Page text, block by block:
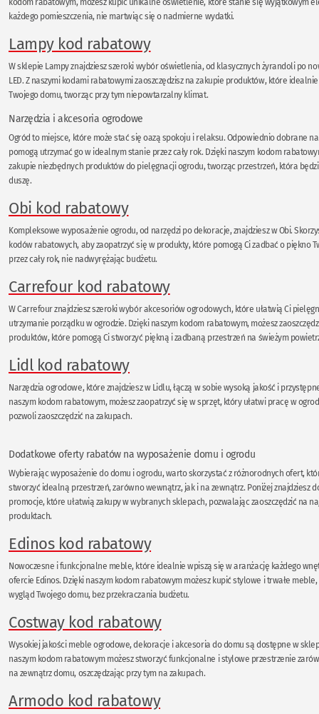
kodom rabatowym, możesz kupić unikalne oświetlenie, które stanie się wyjątkowym
każdego pomieszczenia, nie martwiąc się o nadmierne wydatki.
Lampy kod rabatowy
W sklepie Lampy znajdziesz szeroki wybór oświetlenia, od klasycznych żyrandoli po
LED. Z naszymi kodami rabatowymi zaoszczędzisz na zakupie produktów, które
Twojego domu, tworząc przy tym niepowtarzalny klimat.
Narzędzia i akcesoria ogrodowe
Ogród to miejsce, które może stać się oazą spokoju i relaksu. Odpowiednio dobrane
pomogą utrzymać go w idealnym stanie przez cały rok. Dzięki naszym kodom
zakupie niezbędnych produktów do pielęgnacji ogrodu, tworząc przestrzeń, która
duszę.
Obi kod rabatowy
Kompleksowe wyposażenie ogrodu, od narzędzi po dekoracje, znajdziesz w Obi.
kodów rabatowych, aby zaopatrzyć się w produkty, które pomogą Ci zadbać o piękno
przez cały rok, nie nadwyrężając budżetu.
Carrefour kod rabatowy
W Carrefour znajdziesz szeroki wybór akcesoriów ogrodowych, które ułatwią Ci
utrzymanie porządku w ogrodzie. Dzięki naszym kodom rabatowym, możesz
produktów, które pomogą Ci stworzyć piękną i zadbaną przestrzeń na świeżym
Lidl kod rabatowy
Narzędzia ogrodowe, które znajdziesz w Lidlu, łączą w sobie wysoką jakość i
naszym kodom rabatowym, możesz zaopatrzyć się w sprzęt, który ułatwi pracę w
pozwoli zaoszczędzić na zakupach.
Dodatkowe oferty rabatów na wyposażenie domu i ogrodu
Wybierając wyposażenie do domu i ogrodu, warto skorzystać z różnorodnych ofert,
stworzyć idealną przestrzeń, zarówno wewnątrz, jak i na zewnątrz. Poniżej znajdziesz
promocje, które ułatwią zakupy w wybranych sklepach, pozwalając zaoszczędzić na
produktach.
Edinos kod rabatowy
Nowoczesne i funkcjonalne meble, które idealnie wpiszą się w aranżację każdego
ofercie Edinos. Dzięki naszym kodom rabatowym możesz kupić stylowe i trwałe
wygląd Twojego domu, bez przekraczania budżetu.
Costway kod rabatowy
Wysokiej jakości meble ogrodowe, dekoracje i akcesoria do domu są dostępne w
naszym kodom rabatowym możesz stworzyć funkcjonalne i stylowe przestrzenie
na zewnątrz domu, oszczędzając przy tym na zakupach.
Armodo kod rabatowy